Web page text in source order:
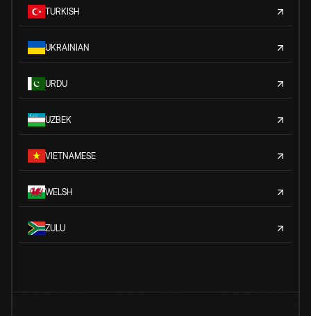
TURKISH
UKRAINIAN
URDU
UZBEK
VIETNAMESE
WELSH
ZULU